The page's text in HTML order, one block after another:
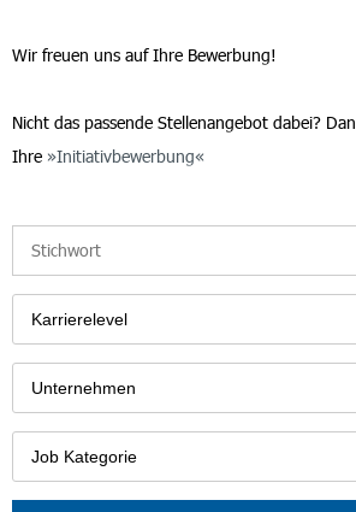
Wir freuen uns auf Ihre Bewerbung!
Nicht das passende Stellenangebot dabei?
Ihre
Initiativbewerbung
Karrierelevel
Unternehmen
Job Kategorie